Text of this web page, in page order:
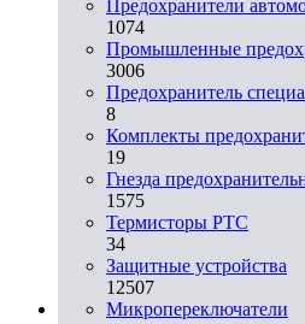
Предохранители
1074
Промышленные
3006
Предохранитель
8
Комплекты
19
Гнезда
1575
Термисторы PTC
34
Защитные устройства
12507
Микропереключатели